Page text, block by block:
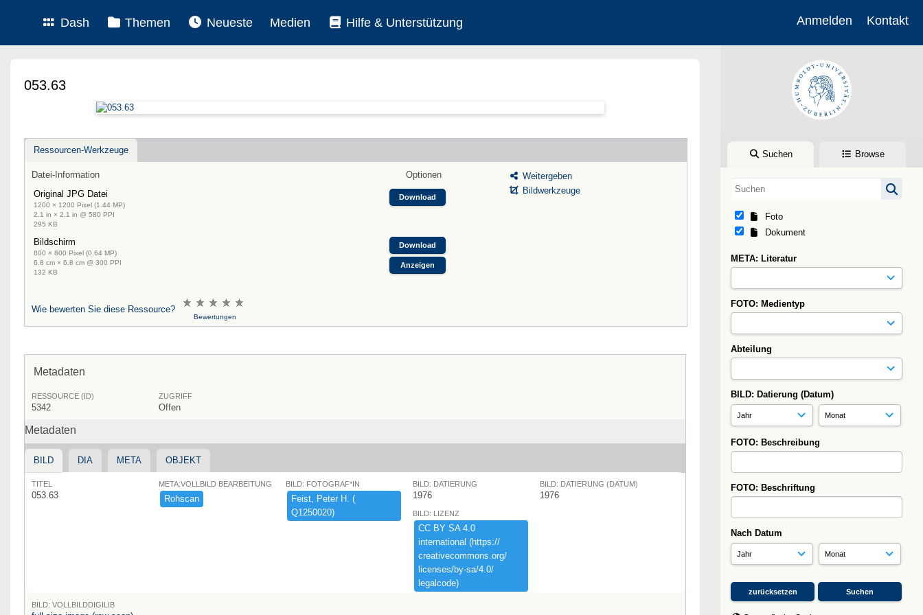
Dash Themen Neueste Medien Hilfe & Unterstützung Anmelden Kontakt
Suchen Browse
Foto
Dokument
META: Literatur
FOTO: Medientyp
Abteilung
BILD: Datierung (Datum)
FOTO: Beschreibung
FOTO: Beschriftung
Nach Datum
053.63
Ressourcen-Werkzeuge
Datei-Information
Optionen
Original JPG Datei
1200 × 1200 Pixel (1.44 MP)
2.1 in × 2.1 in @ 580 PPI
295 KB
Download
Bildschirm
800 × 800 Pixel (0.64 MP)
6.8 cm × 6.8 cm @ 300 PPI
132 KB
Download
Anzeigen
Weitergeben
Bildwerkzeuge
Wie bewerten Sie diese Ressource?
Bewertungen
Metadaten
RESSOURCE (ID)
5342
ZUGRIFF
Offen
Metadaten
BILD DIA META OBJEKT
TITEL
053.63
META:VOLLBILD BEARBEITUNG
Rohscan
BILD: FOTOGRAF*IN
Feist,​ ​Peter ​H.​ ​(​
Q1250020)​
BILD: DATIERUNG
1976
BILD: DATIERUNG (DATUM)
1976
BILD: LIZENZ
CC ​BY ​SA ​4.​0 ​
international ​(​https:​/​/​
creativecommons.​org/​
licenses/​by-​sa/​4.​0/​
legalcode)​
BILD: VOLLBILDDIGILIB